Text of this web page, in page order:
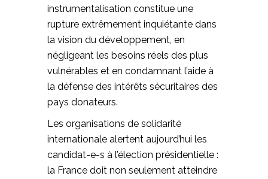
instrumentalisation constitue une
rupture extrêmement inquiétante dans
la vision du développement, en
négligeant les besoins réels des plus
vulnérables et en condamnant l’aide à
la défense des intérêts sécuritaires des
pays donateurs.
Les organisations de solidarité
internationale alertent aujourd’hui les
candidat-e-s à l’élection présidentielle :
la France doit non seulement atteindre